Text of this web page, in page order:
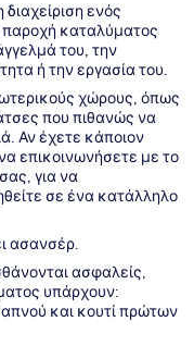
ενός
καταλύματος
του, την
ή την εργασία του.
χώρους, όπως
που πιθανώς να
Αν έχετε κάποιον
επικοινωνήσετε με το
για να
σε ένα κατάλληλο
ασανσέρ.
ασφαλείς,
υπάρχουν:
και κουτί πρώτων